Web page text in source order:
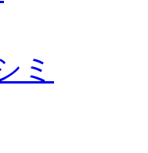
ミ